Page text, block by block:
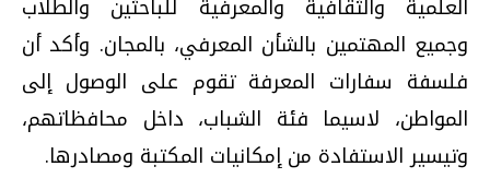
وجميع المهتمين بالشأن المعرفي، بالمجان. وأكد أن
فلسفة سفارات المعرفة تقوم على الوصول إلى
المواطن، لاسيما فئة الشباب، داخل محافظاتهم،
وتيسير الاستفادة من إمكانيات المكتبة ومصادرها.